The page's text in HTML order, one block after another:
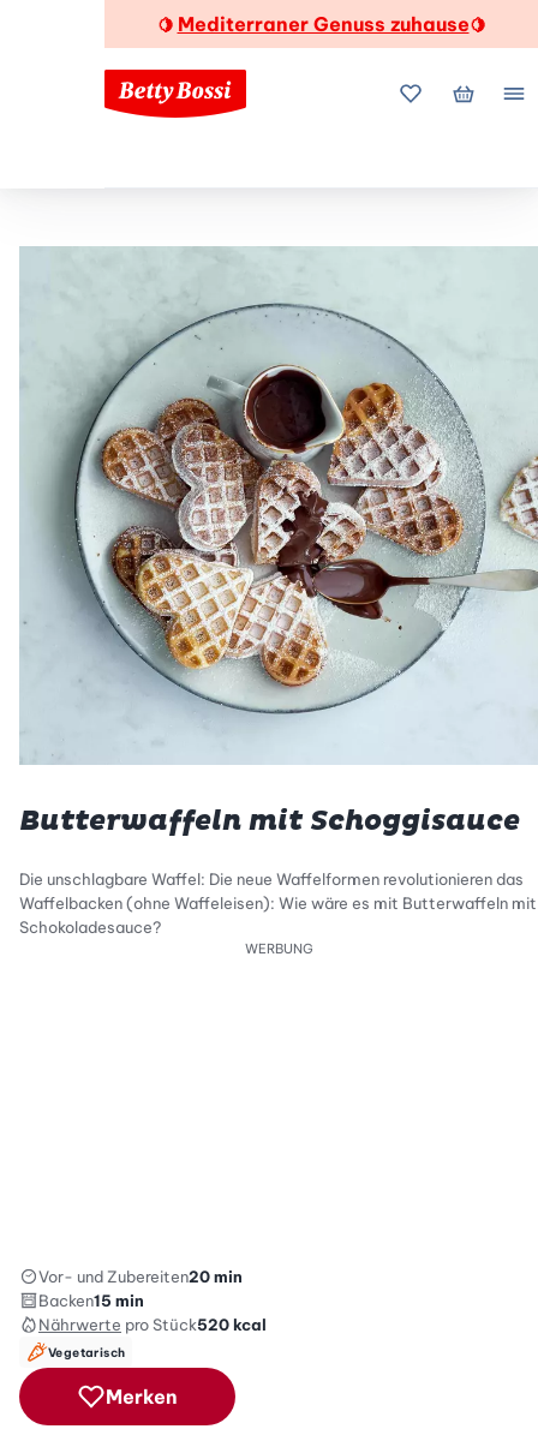
🍋 Mediterraner Genuss zuhause🍋
MeineMein
Butterwaffeln mit Schoggisauce
Die unschlagbare Waffel: Die neue Waffelformen revolutionieren das
Waffelbacken (ohne Waffeleisen): Wie wäre es mit Butterwaffeln mit
Schokoladesauce?
WERBUNG
Vor- und Zubereiten20 min
Backen15 min
Nährwerte pro Stück520kcal
Vegetarisch
Merken